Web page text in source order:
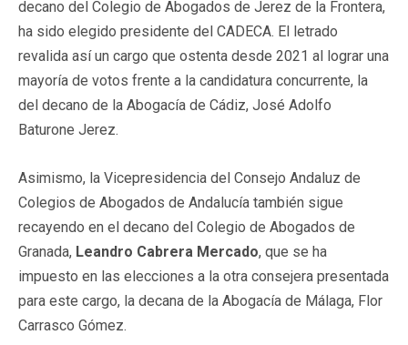
decano del Colegio de Abogados de Jerez de la Frontera,
ha sido elegido presidente del CADECA. El letrado
revalida así un cargo que ostenta desde 2021 al lograr una
mayoría de votos frente a la candidatura concurrente, la
del decano de la Abogacía de Cádiz, José Adolfo
Baturone Jerez.
Asimismo, la Vicepresidencia del Consejo Andaluz de
Colegios de Abogados de Andalucía también sigue
recayendo en el decano del Colegio de Abogados de
Granada, Leandro Cabrera Mercado, que se ha
impuesto en las elecciones a la otra consejera presentada
para este cargo, la decana de la Abogacía de Málaga, Flor
Carrasco Gómez.